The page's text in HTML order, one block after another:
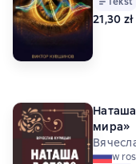
21,30 zł
мира»
w